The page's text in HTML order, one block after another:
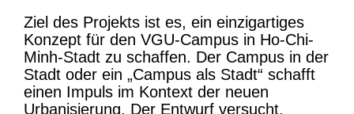
Ziel des Projekts ist es, ein einzigartiges
Konzept für den VGU-Campus in Ho-Chi-
Minh-Stadt zu schaffen. Der Campus in der
Stadt oder ein „Campus als Stadt“ schafft
einen Impuls im Kontext der neuen
Urbanisierung. Der Entwurf versucht,